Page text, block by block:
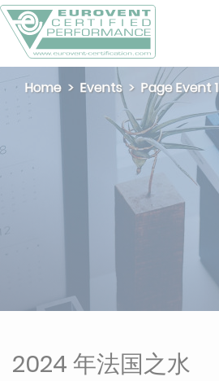
Home Events Page Event 1
2024 年法国之水